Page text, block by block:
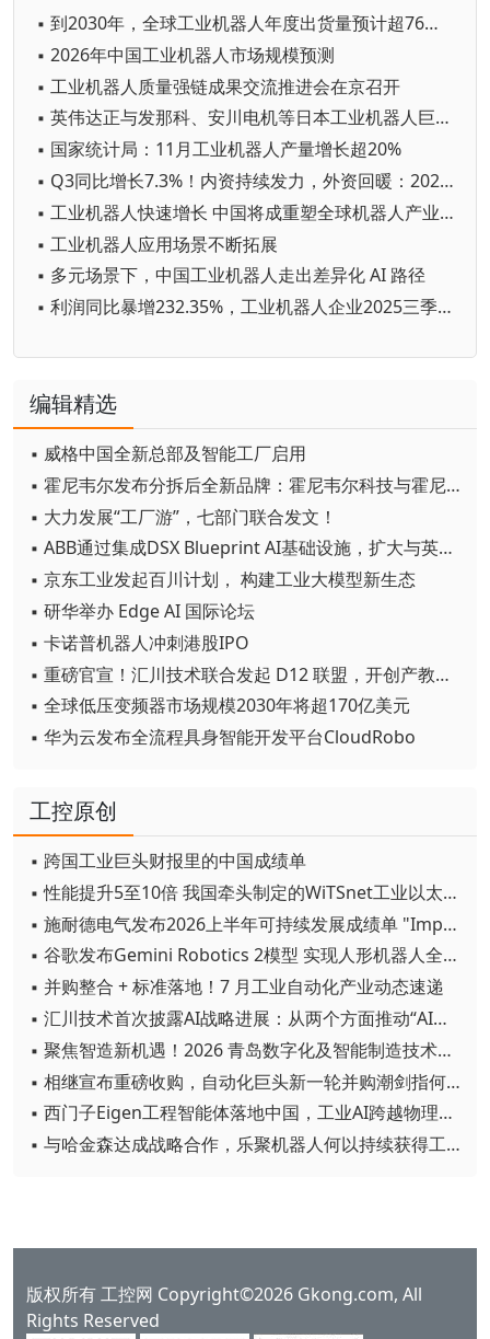
▪ 到2030年，全球工业机器人年度出货量预计超76万台
▪ 2026年中国工业机器人市场规模预测
▪ 工业机器人质量强链成果交流推进会在京召开
▪ 英伟达正与发那科、安川电机等日本工业机器人巨头开展AI合作
▪ 国家统计局：11月工业机器人产量增长超20%
▪ Q3同比增长7.3%！内资持续发力，外资回暖：2025年前三季度中国工业机器人市场的暗战格局
▪ 工业机器人快速增长 中国将成重塑全球机器人产业格局重要变量
▪ 工业机器人应用场景不断拓展
▪ 多元场景下，中国工业机器人走出差异化 AI 路径
▪ 利润同比暴增232.35%，工业机器人企业2025三季度业绩出炉！
编辑精选
▪ 威格中国全新总部及智能工厂启用
▪ 霍尼韦尔发布分拆后全新品牌：霍尼韦尔科技与霍尼韦尔航空航天
▪ 大力发展“工厂游”，七部门联合发文！
▪ ABB通过集成DSX Blueprint AI基础设施，扩大与英伟达的合作
▪ 京东工业发起百川计划， 构建工业大模型新生态
▪ 研华举办 Edge AI 国际论坛
▪ 卡诺普机器人冲刺港股IPO
▪ 重磅官宣！汇川技术联合发起 D12 联盟，开创产教融合新范式
▪ 全球低压变频器市场规模2030年将超170亿美元
▪ 华为云发布全流程具身智能开发平台CloudRobo
工控原创
▪ 跨国工业巨头财报里的中国成绩单
▪ 性能提升5至10倍 我国牵头制定的WiTSnet工业以太网国际标准正式发布
▪ 施耐德电气发布2026上半年可持续发展成绩单 "Impact 2030"路线图开局稳健
▪ 谷歌发布Gemini Robotics 2模型 实现人形机器人全身智能控制突破
▪ 并购整合 + 标准落地！7 月工业自动化产业动态速递
▪ 汇川技术首次披露AI战略进展：从两个方面推动“AI业务化”落地
▪ 聚焦智造新机遇！2026 青岛数字化及智能制造技术论坛圆满落幕
▪ 相继宣布重磅收购，自动化巨头新一轮并购潮剑指何方？
▪ 西门子Eigen工程智能体落地中国，工业AI跨越物理世界“确定性”拐点
▪ 与哈金森达成战略合作，乐聚机器人何以持续获得工业巨头青睐？
版权所有 工控网 Copyright©2026 Gkong.com, All
Rights Reserved